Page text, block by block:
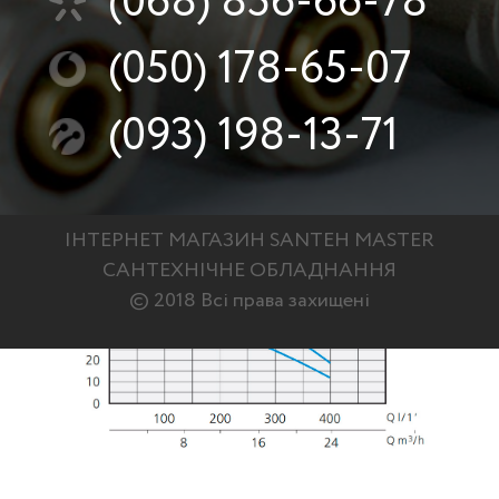
SP/TR 400-20 7,5
(050)178-65-07
(093)198-13-71
ІНТЕРНЕТ МАГАЗИН SANTEH MASTER
САНТЕХНІЧНЕ ОБЛАДНАННЯ
© 2018 Всі права захищені